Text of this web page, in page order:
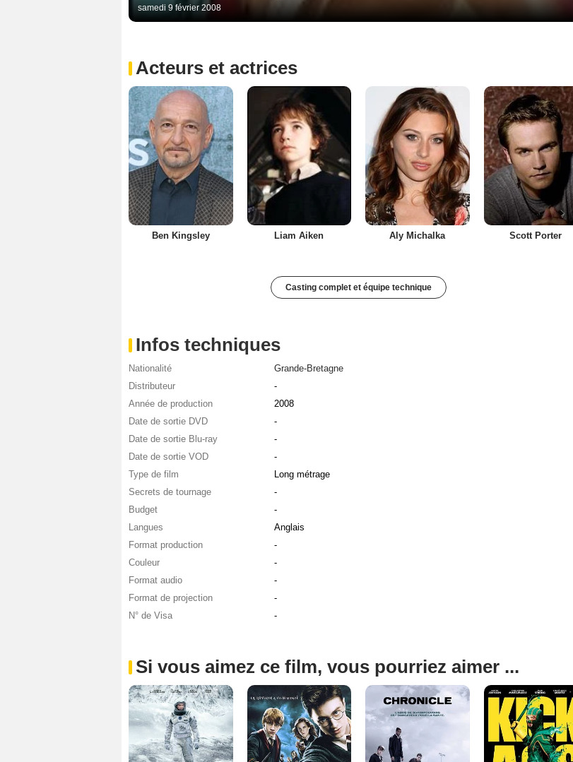
samedi 9 février 2008
Acteurs et actrices
Ben Kingsley Liam Aiken Aly Michalka Scott Porter
Casting complet et équipe technique
Infos techniques
Nationalité
Grande-Bretagne
Distributeur
-
Année de production
2008
Date de sortie DVD
-
Date de sortie Blu-ray
-
Date de sortie VOD
-
Type de film
Long métrage
Secrets de tournage
-
Budget
-
Langues
Anglais
Format production
-
Couleur
-
Format audio
-
Format de projection
-
N° de Visa
-
Si vous aimez ce film, vous pourriez aimer ...